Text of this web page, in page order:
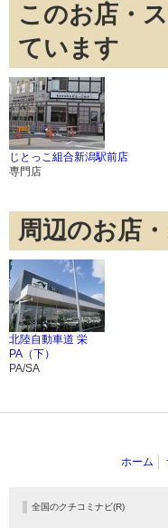
このお店・
ています
じとっこ組合新潟駅前店
専門店
周辺のお店
北陸自動車道 栄
PA（下）
PA/SA
ホーム
全国のクチコミナビ(R)